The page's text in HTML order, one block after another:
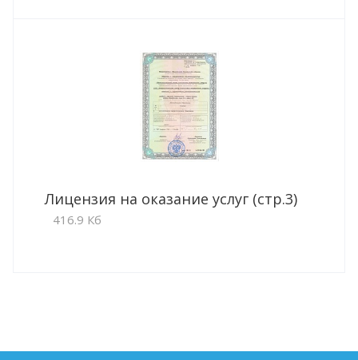
Лицензия на оказание услуг (стр.3)
416.9 Кб